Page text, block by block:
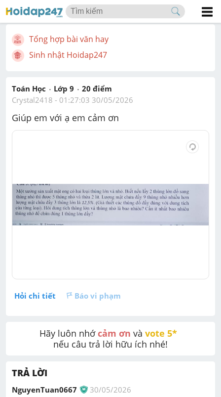
Tổng hợp bài văn hay
Sinh nhật Hoidap247
Toán Học Lớp 9 20 điểm
Crystal2418 - 01:27:03 30/05/2026
Giúp em với ạ em cảm ơn
Hỏi chi tiết Báo vi phạm
Hãy luôn nhớ cảm ơn và vote 5*
nếu câu trả lời hữu ích nhé!
TRẢ LỜI
NguyenTuan0667
30/05/2026